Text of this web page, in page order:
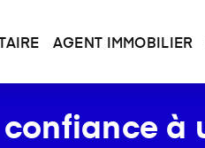
AGENT IMMOBILIER
à